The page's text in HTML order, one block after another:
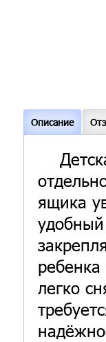
Описание
ящика
легко